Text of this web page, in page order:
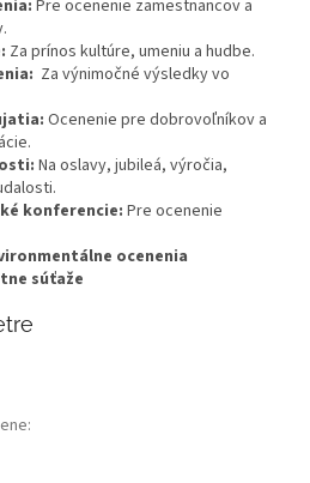
Pre ocenenie zamestnancov a
Za prínos kultúre, umeniu a hudbe.
Za výnimočné výsledky vo
Ocenenie pre dobrovoľníkov a
Na oslavy, jubileá, výročia,
konferencie: Pre ocenenie
ocenenia
súťaže
: